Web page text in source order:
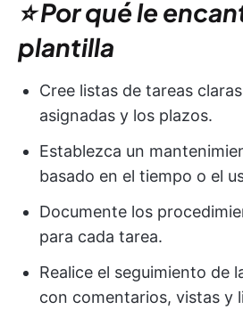
⭐ Por qué le
plantilla
Cree listas de tareas
asignadas y los plazos.
Establezca un
basado en el tiempo o el
Documente los
para cada tarea.
Realice el seguimiento de
con comentarios, vistas y